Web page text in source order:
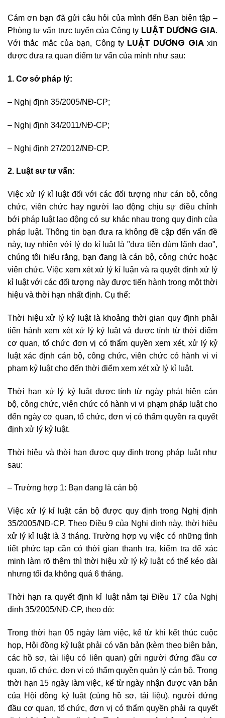
Cám ơn bạn đã gửi câu hỏi của mình đến Ban biên tập –
Phòng tư vấn trực tuyến của Công ty LUẬT DƯƠNG GIA.
Với thắc mắc của bạn, Công ty LUẬT DƯƠNG GIAxin
được đưa ra quan điểm tư vấn của mình như sau:
1. Cơ sở pháp lý:
– Nghị định 35/2005/NĐ-CP;
– Nghị định 34/2011/NĐ-CP;
– Nghị định 27/2012/NĐ-CP.
2. Luật sư tư vấn:
Việc xử lý kỉ luật đối với các đối tượng như cán bộ, công
chức, viên chức hay người lao động chịu sự điều chỉnh
bới pháp luật lao động có sự khác nhau trong quy định của
pháp luật. Thông tin bạn đưa ra không đề cập đến vấn đề
này, tuy nhiên với lý do kỉ luật là "đưa tiền dùm lãnh đạo",
chúng tôi hiểu rằng, bạn đang là cán bộ, công chức hoặc
viên chức. Việc xem xét xử lý kỉ luận và ra quyết định xử lý
kỉ luật với các đối tượng này được tiến hành trong một thời
hiệu và thời hạn nhất định. Cụ thể:
Thời hiệu xử lý kỷ luật là khoảng thời gian quy định phải
tiến hành xem xét xử lý kỷ luật và được tính từ thời điểm
cơ quan, tổ chức đơn vị có thẩm quyền xem xét, xử lý kỷ
luật xác định cán bộ, công chức, viên chức có hành vi vi
phạm kỷ luật cho đến thời điểm xem xét xử lý kỉ luật.
Thời hạn xử lý kỷ luật được tính từ ngày phát hiện cán
bộ, công chức, viên chức có hành vi vi phạm pháp luật cho
đến ngày cơ quan, tổ chức, đơn vị có thẩm quyền ra quyết
định xử lý kỷ luật.
Thời hiệu và thời hạn được quy định trong pháp luật như
sau:
– Trường hợp 1: Bạn đang là cán bộ
Việc xử lý kỉ luật cán bộ được quy định trong Nghị định
35/2005/NĐ-CP. Theo Điều 9 của Nghị định này, thời hiệu
xử lý kỉ luật là 3 tháng. Trường hợp vụ việc có những tình
tiết phức tạp cần có thời gian thanh tra, kiểm tra để xác
minh làm rõ thêm thì thời hiệu xử lý kỷ luật có thể kéo dài
nhưng tối đa không quá 6 tháng.
Thời hạn ra quyết định kỉ luật nằm tại Điều 17 của Nghị
định 35/2005/NĐ-CP, theo đó:
Trong thời hạn 05 ngày làm việc, kể từ khi kết thúc cuộc
họp, Hội đồng kỷ luật phải có văn bản (kèm theo biên bản,
các hồ sơ, tài liệu có liên quan) gửi người đứng đầu cơ
quan, tổ chức, đơn vị có thẩm quyền quản lý cán bộ. Trong
thời hạn 15 ngày làm việc, kể từ ngày nhận được văn bản
của Hội đồng kỷ luật (cùng hồ sơ, tài liệu), người đứng
đầu cơ quan, tổ chức, đơn vị có thẩm quyền phải ra quyết